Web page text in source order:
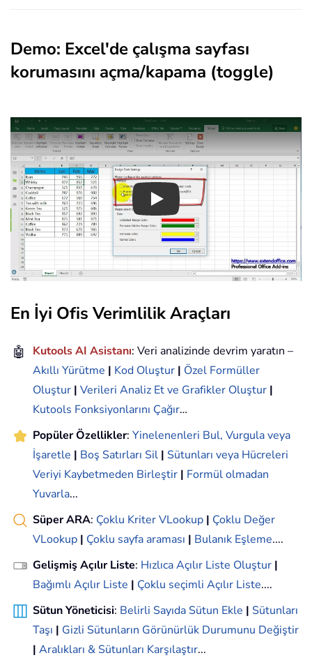
Demo: Excel'de çalışma sayfası
korumasını açma/kapama (toggle)
Play
En İyi Ofis Verimlilik Araçları
🤖 Kutools AI Asistanı: Veri analizinde devrim yaratın –
Akıllı Yürütme | Kod Oluştur | Özel Formüller
Oluştur | Verileri Analiz Et ve Grafikler Oluştur |
Kutools Fonksiyonlarını Çağır…
Popüler Özellikler: Yinelenenleri Bul, Vurgula veya
İşaretle | Boş Satırları Sil | Sütunları veya Hücreleri
Veriyi Kaybetmeden Birleştir | Formül olmadan
Yuvarla...
Süper ARA: Çoklu Kriter VLookup | Çoklu Değer
VLookup | Çoklu sayfa araması | Bulanık Eşleme....
Gelişmiş Açılır Liste: Hızlıca Açılır Liste Oluştur |
Bağımlı Açılır Liste | Çoklu seçimli Açılır Liste....
Sütun Yöneticisi: Belirli Sayıda Sütun Ekle | Sütunları
Taşı | Gizli Sütunların Görünürlük Durumunu Değiştir
| Aralıkları & Sütunları Karşılaştır...